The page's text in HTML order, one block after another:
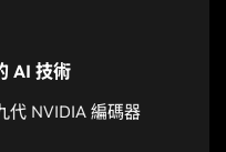
AI 技術
代 NVIDIA 編碼器